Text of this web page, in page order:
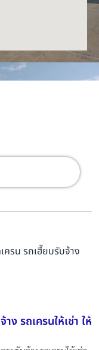
ครน รถเฮี๊ยบรับจ้าง
ง รถเครนให้เช่า ให้